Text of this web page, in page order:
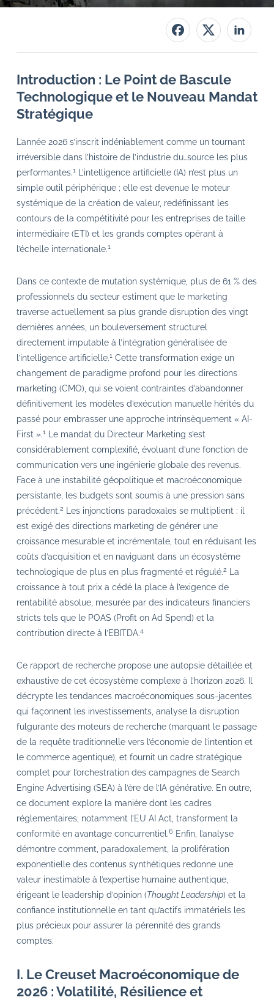
Introduction : Le Point de Bascule
Technologique et le Nouveau Mandat
Stratégique
L’année 2026 s’inscrit indéniablement comme un tournant
irréversible dans l’histoire de l’industrie du…sourceles plus
performantes.1L’intelligence artificielle (IA) n’est plus un
simple outil périphérique ; elle est devenue le moteur
systémique de la création de valeur, redéfinissant les
contours de la compétitivité pour les entreprises de taille
intermédiaire (ETI) et les grands comptes opérant à
l’échelle internationale.1
Dans ce contexte de mutation systémique, plus de 61 % des
professionnels du secteur estiment que le marketing
traverse actuellement sa plus grande disruption des vingt
dernières années, un bouleversement structurel
directement imputable à l’intégration généralisée de
l’intelligence artificielle.1Cette transformation exige un
changement de paradigme profond pour les directions
marketing (CMO), qui se voient contraintes d’abandonner
définitivement les modèles d’exécution manuelle hérités du
passé pour embrasser une approche intrinsèquement « AI-
First ».1Le mandat du Directeur Marketing s’est
considérablement complexifié, évoluant d’une fonction de
communication vers une ingénierie globale des revenus.
Face à une instabilité géopolitique et macroéconomique
persistante, les budgets sont soumis à une pression sans
précédent.2Les injonctions paradoxales se multiplient : il
est exigé des directions marketing de générer une
croissance mesurable et incrémentale, tout en réduisant les
coûts d’acquisition et en naviguant dans un écosystème
technologique de plus en plus fragmenté et régulé.2La
croissance à tout prix a cédé la place à l’exigence de
rentabilité absolue, mesurée par des indicateurs financiers
stricts tels que le POAS (Profit on Ad Spend) et la
contribution directe à l’EBITDA.4
Ce rapport de recherche propose une autopsie détaillée et
exhaustive de cet écosystème complexe à l’horizon 2026. Il
décrypte les tendances macroéconomiques sous-jacentes
qui façonnent les investissements, analyse la disruption
fulgurante des moteurs de recherche (marquant le passage
de la requête traditionnelle vers l’économie de l’intention et
le commerce agentique), et fournit un cadre stratégique
complet pour l’orchestration des campagnes de Search
Engine Advertising (SEA) à l’ère de l’IA générative. En outre,
ce document explore la manière dont les cadres
réglementaires, notamment l’EU AI Act, transforment la
conformité en avantage concurrentiel.6Enfin, l’analyse
démontre comment, paradoxalement, la prolifération
exponentielle des contenus synthétiques redonne une
valeur inestimable à l’expertise humaine authentique,
érigeant le leadership d’opinion (Thought Leadership) et la
confiance institutionnelle en tant qu’actifs immatériels les
plus précieux pour assurer la pérennité des grands
comptes.
I. Le Creuset Macroéconomique de
2026 : Volatilité, Résilience et